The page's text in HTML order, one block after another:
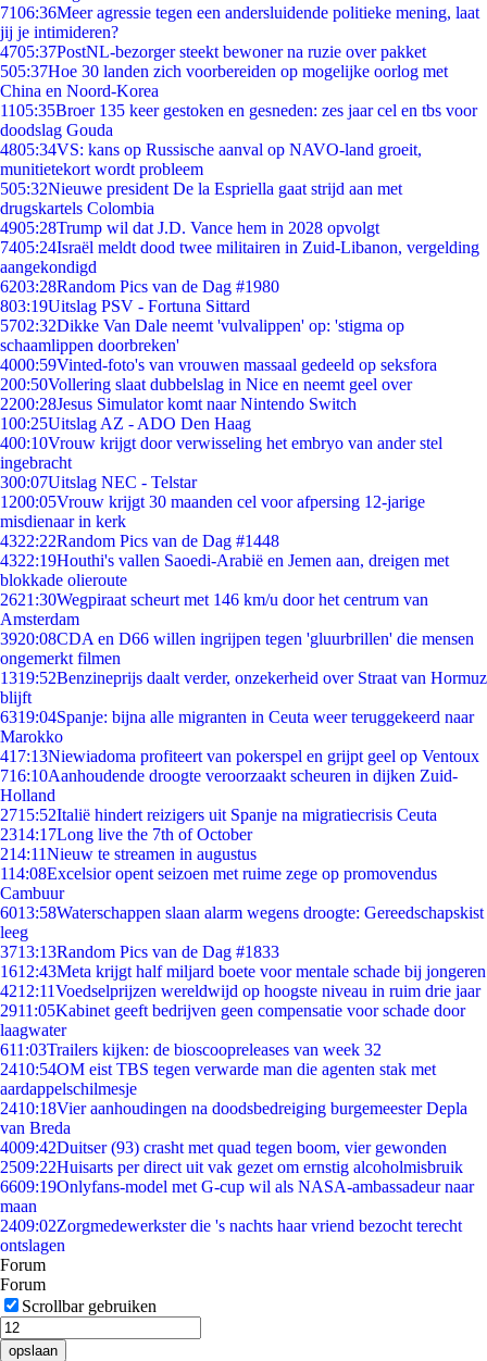
7106:36Meer agressie tegen een andersluidende politieke mening, laat
jij je intimideren?
4705:37PostNL-bezorger steekt bewoner na ruzie over pakket
505:37Hoe 30 landen zich voorbereiden op mogelijke oorlog met
China en Noord-Korea
1105:35Broer 135 keer gestoken en gesneden: zes jaar cel en tbs voor
doodslag Gouda
4805:34VS: kans op Russische aanval op NAVO-land groeit,
munitietekort wordt probleem
505:32Nieuwe president De la Espriella gaat strijd aan met
drugskartels Colombia
4905:28Trump wil dat J.D. Vance hem in 2028 opvolgt
7405:24Israël meldt dood twee militairen in Zuid-Libanon, vergelding
aangekondigd
6203:28Random Pics van de Dag #1980
803:19Uitslag PSV - Fortuna Sittard
5702:32Dikke Van Dale neemt 'vulvalippen' op: 'stigma op
schaamlippen doorbreken'
4000:59Vinted-foto's van vrouwen massaal gedeeld op seksfora
200:50Vollering slaat dubbelslag in Nice en neemt geel over
2200:28Jesus Simulator komt naar Nintendo Switch
100:25Uitslag AZ - ADO Den Haag
400:10Vrouw krijgt door verwisseling het embryo van ander stel
ingebracht
300:07Uitslag NEC - Telstar
1200:05Vrouw krijgt 30 maanden cel voor afpersing 12-jarige
misdienaar in kerk
4322:22Random Pics van de Dag #1448
4322:19Houthi's vallen Saoedi-Arabië en Jemen aan, dreigen met
blokkade olieroute
2621:30Wegpiraat scheurt met 146 km/u door het centrum van
Amsterdam
3920:08CDA en D66 willen ingrijpen tegen 'gluurbrillen' die mensen
ongemerkt filmen
1319:52Benzineprijs daalt verder, onzekerheid over Straat van Hormuz
blijft
6319:04Spanje: bijna alle migranten in Ceuta weer teruggekeerd naar
Marokko
417:13Niewiadoma profiteert van pokerspel en grijpt geel op Ventoux
716:10Aanhoudende droogte veroorzaakt scheuren in dijken Zuid-
Holland
2715:52Italië hindert reizigers uit Spanje na migratiecrisis Ceuta
2314:17Long live the 7th of October
214:11Nieuw te streamen in augustus
114:08Excelsior opent seizoen met ruime zege op promovendus
Cambuur
6013:58Waterschappen slaan alarm wegens droogte: Gereedschapskist
leeg
3713:13Random Pics van de Dag #1833
1612:43Meta krijgt half miljard boete voor mentale schade bij jongeren
4212:11Voedselprijzen wereldwijd op hoogste niveau in ruim drie jaar
2911:05Kabinet geeft bedrijven geen compensatie voor schade door
laagwater
611:03Trailers kijken: de bioscoopreleases van week 32
2410:54OM eist TBS tegen verwarde man die agenten stak met
aardappelschilmesje
2410:18Vier aanhoudingen na doodsbedreiging burgemeester Depla
van Breda
4009:42Duitser (93) crasht met quad tegen boom, vier gewonden
2509:22Huisarts per direct uit vak gezet om ernstig alcoholmisbruik
6609:19Onlyfans-model met G-cup wil als NASA-ambassadeur naar
maan
2409:02Zorgmedewerkster die 's nachts haar vriend bezocht terecht
ontslagen
Forum
Forum
Scrollbar gebruiken
opslaan